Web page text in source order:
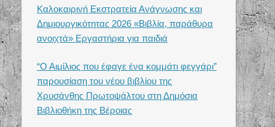
Καλοκαιρινή Εκστρατεία Ανάγνωσης και
Δημιουργικότητας 2026 «Βιβλία, παράθυρα
ανοιχτά» Εργαστήρια για παιδιά
“Ο Αιμίλιος που έφαγε ένα κομμάτι φεγγάρι”
παρουσίαση του νέου βιβλίου της
Χρυσάνθης Πρωτοψάλτου στη Δημόσια
Βιβλιοθήκη της Βέροιας